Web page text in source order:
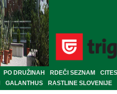
PO DRUŽINAH RDEČI SEZNAM
CITES
GALANTHUS RASTLINE SLOVENIJE